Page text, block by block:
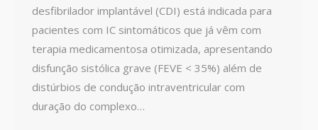
desfibrilador implantável (CDI) está indicada para
pacientes com IC sintomáticos que já vêm com
terapia medicamentosa otimizada, apresentando
disfunção sistólica grave (FEVE < 35%) além de
distúrbios de condução intraventricular com
duração do complexo…